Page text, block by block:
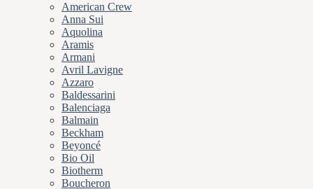
American Crew
Anna Sui
Aquolina
Aramis
Armani
Avril Lavigne
Azzaro
Baldessarini
Balenciaga
Balmain
Beckham
Beyoncé
Bio Oil
Biotherm
Boucheron